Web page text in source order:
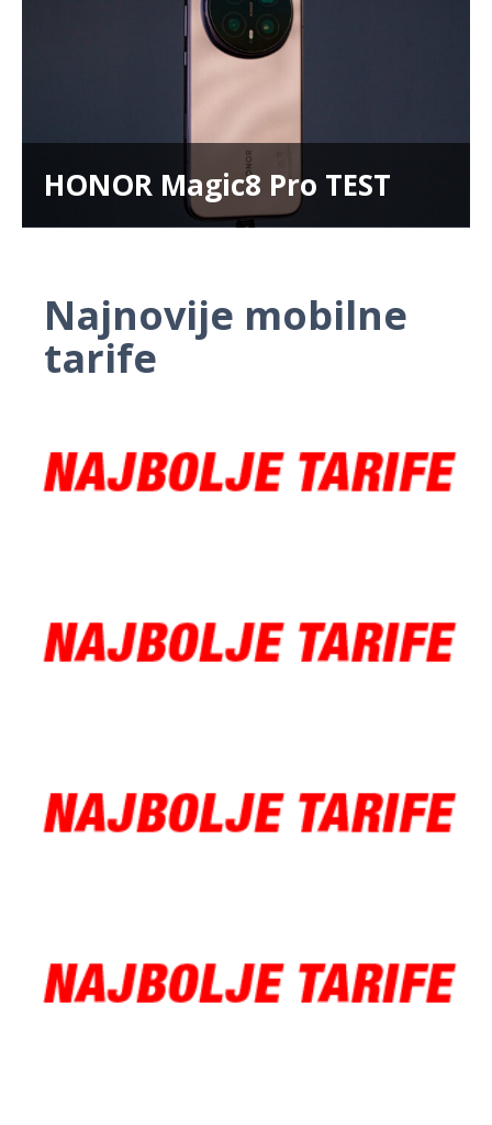
HONOR Magic8 Pro TEST
Najnovije mobilne
tarife